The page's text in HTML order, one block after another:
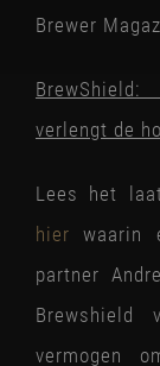
Brewer
verlengt de
Lees het
hier waarin
partner
Brewshield
vermogen